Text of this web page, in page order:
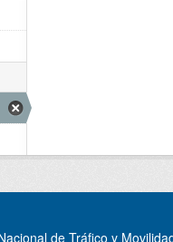
de Tráfico y